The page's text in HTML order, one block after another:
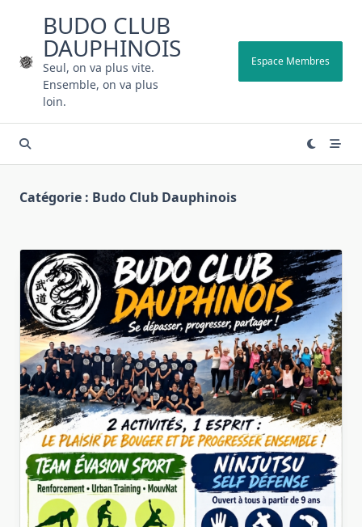
BUDO CLUB
DAUPHINOIS
Seul, on va plus vite.
Ensemble, on va plus
loin.
Espace Membres
Catégorie : Budo Club Dauphinois